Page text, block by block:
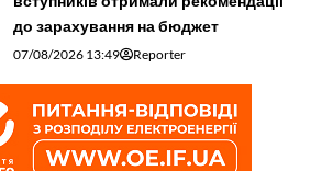
до зарахування на бюджет
07/08/2026 13:49 Reporter